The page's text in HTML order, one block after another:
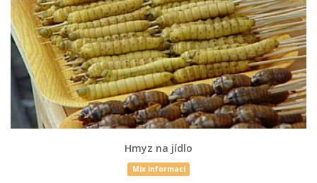
Hmyz na jídlo
Mix informací